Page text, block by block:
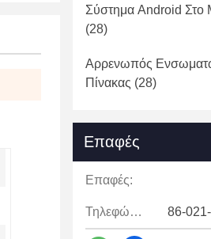
Σύστημα Android Στο
(28)
Αρρενωπός
Πίνακας (28)
Επαφές
Επαφές:
Τηλεφώνημα: 86-